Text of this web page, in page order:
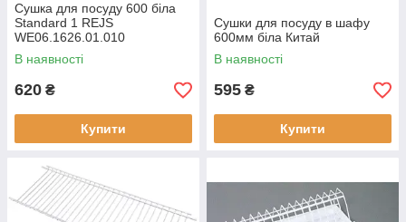
Сушка для посуду 600 біла
Standard 1 REJS
WE06.1626.01.010
В наявності
620 ₴
Купити
Сушки для посуду в шафу
600мм біла Китай
В наявності
595 ₴
Купити